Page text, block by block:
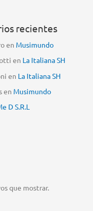
recientes
en Musimundo
en La Italiana SH
en La Italiana SH
en Musimundo
D S.R.L
que mostrar.